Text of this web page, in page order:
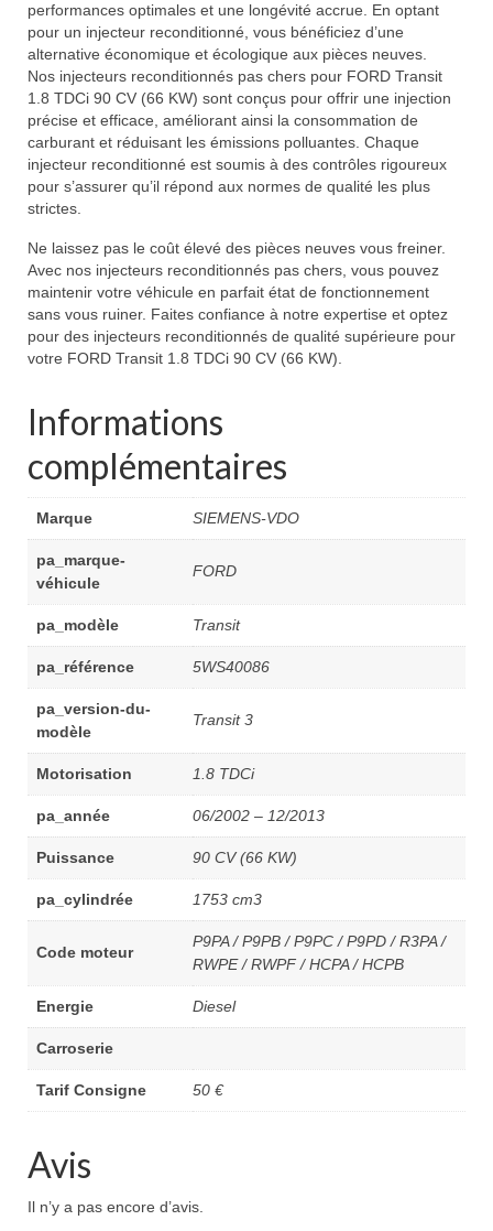
performances optimales et une longévité accrue. En optant
pour un injecteur reconditionné, vous bénéficiez d’une
alternative économique et écologique aux pièces neuves.
Nos injecteurs reconditionnés pas chers pour FORD Transit
1.8 TDCi 90 CV (66 KW) sont conçus pour offrir une injection
précise et efficace, améliorant ainsi la consommation de
carburant et réduisant les émissions polluantes. Chaque
injecteur reconditionné est soumis à des contrôles rigoureux
pour s’assurer qu’il répond aux normes de qualité les plus
strictes.
Ne laissez pas le coût élevé des pièces neuves vous freiner.
Avec nos injecteurs reconditionnés pas chers, vous pouvez
maintenir votre véhicule en parfait état de fonctionnement
sans vous ruiner. Faites confiance à notre expertise et optez
pour des injecteurs reconditionnés de qualité supérieure pour
votre FORD Transit 1.8 TDCi 90 CV (66 KW).
Informations
complémentaires
Marque SIEMENS-VDO
pa_marque-
véhicule
FORD
pa_modèle Transit
pa_référence 5WS40086
pa_version-du-
modèle
Transit 3
Motorisation 1.8 TDCi
pa_année 06/2002 – 12/2013
Puissance 90 CV (66 KW)
pa_cylindrée 1753 cm3
Code moteur
P9PA / P9PB / P9PC / P9PD / R3PA /
RWPE / RWPF / HCPA / HCPB
Energie Diesel
Carroserie
Tarif Consigne 50 €
Avis
Il n’y a pas encore d’avis.